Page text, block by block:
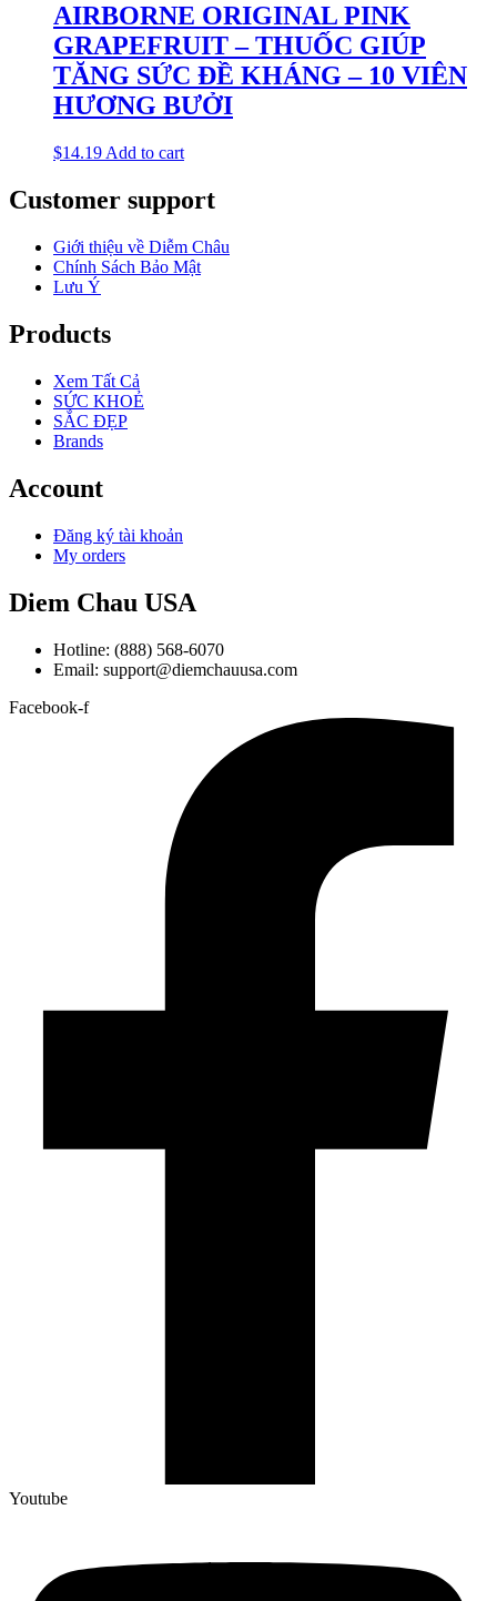
AIRBORNE ORIGINAL PINK
GRAPEFRUIT – THUỐC GIÚP
TĂNG SỨC ĐỀ KHÁNG – 10 VIÊN
HƯƠNG BƯỞI
$14.19 Add to cart
Customer support
Giới thiệu về Diễm Châu
Chính Sách Bảo Mật
Lưu Ý
Products
Xem Tất Cả
SỨC KHOẺ
SẮC ĐẸP
Brands
Account
Đăng ký tài khoản
My orders
Diem Chau USA
Hotline: (888) 568-6070
Email: support@diemchauusa.com
Facebook-f
Youtube